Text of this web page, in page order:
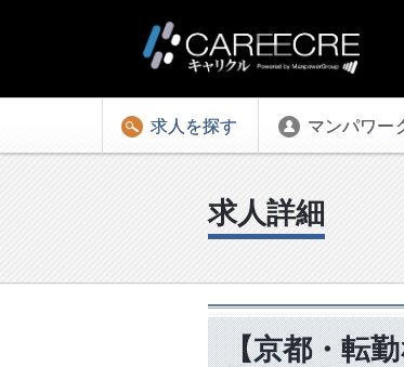
求人を探す マンパワー
求人詳細
【京都・転